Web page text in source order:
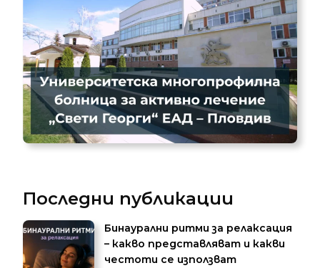
Последни публикации
Бинаурални ритми за релаксация
– какво представляват и какви
честоти се използват